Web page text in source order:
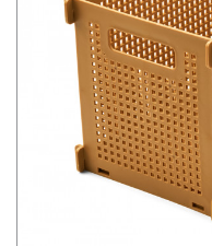
QUOTIDIANI
OUTDOOR